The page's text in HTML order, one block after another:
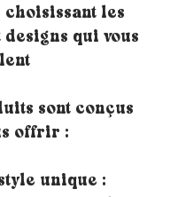
choisissant les
designs qui vous
sont conçus
offrir :
unique :